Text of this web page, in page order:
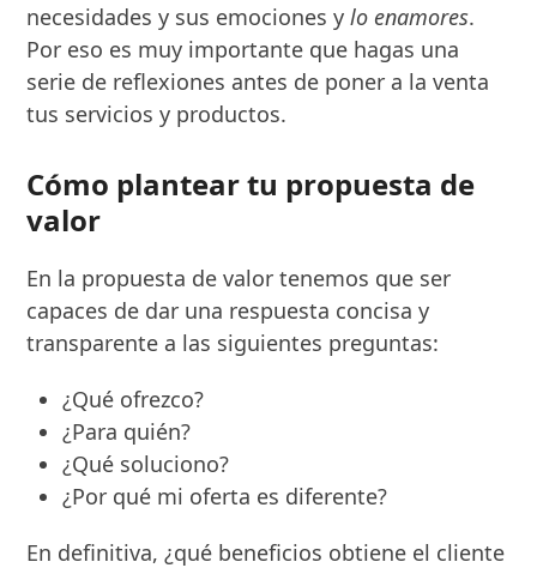
necesidades y sus emociones ylo enamores.
Por eso es muy importante que hagas una
serie de reflexiones antes de poner a la venta
tus servicios y productos.
Cómo plantear tu propuesta de
valor
En la propuesta de valor tenemos que ser
capaces de dar una respuesta concisa y
transparente a las siguientes preguntas:
¿Qué ofrezco?
¿Para quién?
¿Qué soluciono?
¿Por qué mi oferta es diferente?
En definitiva, ¿qué beneficios obtiene el cliente